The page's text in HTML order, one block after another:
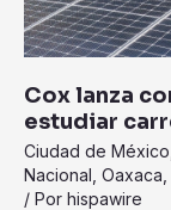
Cox lanza
estudiar
Ciudad de México
Nacional Oaxaca
/ Por hispawire
STEM